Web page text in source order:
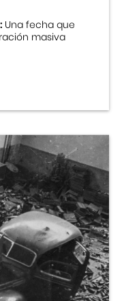
Una fecha que
masiva